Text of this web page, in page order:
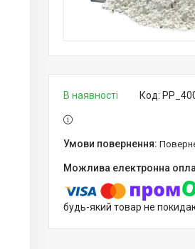
В наявності Код:
будь-який товар не